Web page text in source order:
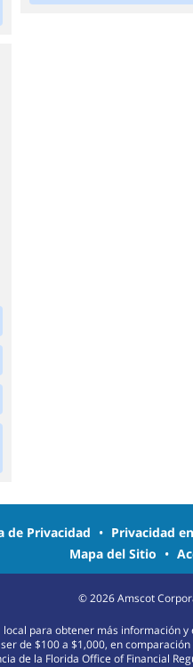
de Privacidad • Privacidad
Mapa del Sitio •
©2026Amscot
para obtener más
de $100 a $1,000, en
de la Florida Office of Financial